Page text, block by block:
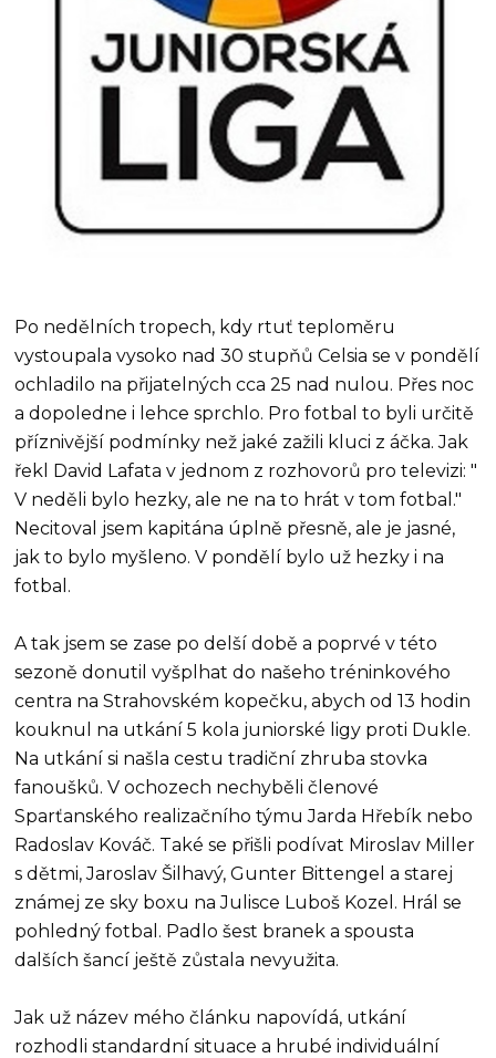
Po nedělních tropech, kdy rtuť teploměru
vystoupala vysoko nad 30 stupňů Celsia se v pondělí
ochladilo na přijatelných cca 25 nad nulou. Přes noc
a dopoledne i lehce sprchlo. Pro fotbal to byli určitě
příznivější podmínky než jaké zažili kluci z áčka. Jak
řekl David Lafata v jednom z rozhovorů pro televizi: "
V neděli bylo hezky, ale ne na to hrát v tom fotbal."
Necitoval jsem kapitána úplně přesně, ale je jasné,
jak to bylo myšleno. V pondělí bylo už hezky i na
fotbal.
A tak jsem se zase po delší době a poprvé v této
sezoně donutil vyšplhat do našeho tréninkového
centra na Strahovském kopečku, abych od 13 hodin
kouknul na utkání 5 kola juniorské ligy proti Dukle.
Na utkání si našla cestu tradiční zhruba stovka
fanoušků. V ochozech nechyběli členové
Sparťanského realizačního týmu Jarda Hřebík nebo
Radoslav Kováč. Také se přišli podívat Miroslav Miller
s dětmi, Jaroslav Šilhavý, Gunter Bittengel a starej
známej ze sky boxu na Julisce Luboš Kozel. Hrál se
pohledný fotbal. Padlo šest branek a spousta
dalších šancí ještě zůstala nevyužita.
Jak už název mého článku napovídá, utkání
rozhodli standardní situace a hrubé individuální